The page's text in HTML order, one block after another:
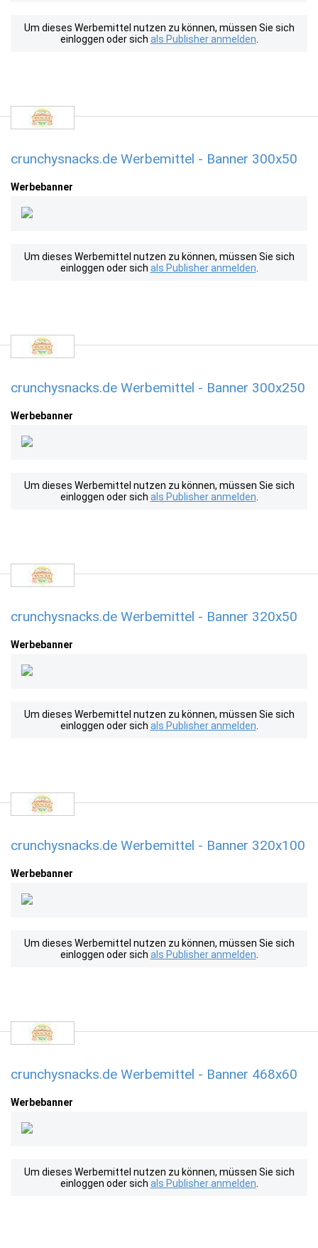
Um dieses Werbemittel nutzen zu können, müssen Sie sich
einloggen oder sich als Publisher anmelden
crunchysnacks.de Werbemittel - Banner 300x50
Werbebanner
Um dieses Werbemittel nutzen zu können, müssen Sie sich
einloggen oder sich als Publisher anmelden
crunchysnacks.de Werbemittel - Banner 300x250
Werbebanner
Um dieses Werbemittel nutzen zu können, müssen Sie sich
einloggen oder sich als Publisher anmelden
crunchysnacks.de Werbemittel - Banner 320x50
Werbebanner
Um dieses Werbemittel nutzen zu können, müssen Sie sich
einloggen oder sich als Publisher anmelden
crunchysnacks.de Werbemittel - Banner 320x100
Werbebanner
Um dieses Werbemittel nutzen zu können, müssen Sie sich
einloggen oder sich als Publisher anmelden
crunchysnacks.de Werbemittel - Banner 468x60
Werbebanner
Um dieses Werbemittel nutzen zu können, müssen Sie sich
einloggen oder sich als Publisher anmelden